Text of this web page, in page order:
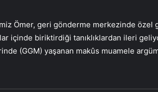
Ömer, geri gönderme merkezinde özel
içinde biriktirdiği tanıklıklardan ileri
(GGM) yaşanan makûs muamele